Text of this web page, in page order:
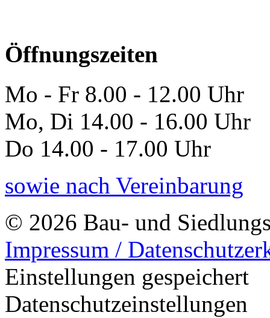
Öffnungszeiten
Mo - Fr 8.00 - 12.00 Uhr
Mo, Di 14.00 - 16.00 Uhr
Do 14.00 - 17.00 Uhr
sowie nach Vereinbarung
© 2026 Bau- und
Impressum /
Einstellungen gespeichert
Datenschutzeinstellungen